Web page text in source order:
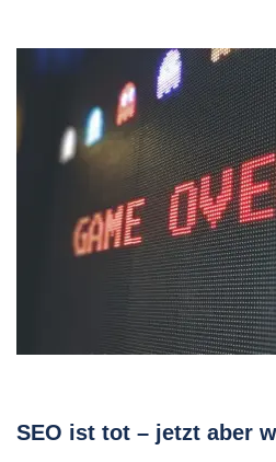
SEO ist tot – jetzt aber